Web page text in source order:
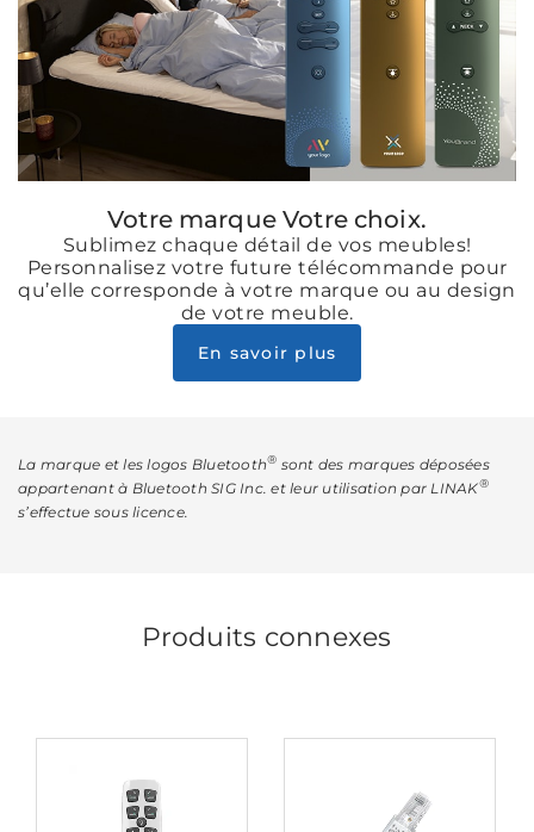
Votre marque Votre choix.
Sublimez chaque détail de vos meubles!
Personnalisez votre future télécommande pour
qu’elle corresponde à votre marque ou au design
de votre meuble.
En savoir plus
La marque et les logos Bluetooth® sont des marques déposées
appartenant à Bluetooth SIG Inc. et leur utilisation par LINAK®
s’effectue sous licence.
Produits connexes